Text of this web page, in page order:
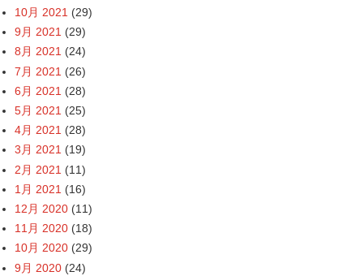
10月 2021 (29)
9月 2021 (29)
8月 2021 (24)
7月 2021 (26)
6月 2021 (28)
5月 2021 (25)
4月 2021 (28)
3月 2021 (19)
2月 2021 (11)
1月 2021 (16)
12月 2020 (11)
11月 2020 (18)
10月 2020 (29)
9月 2020 (24)